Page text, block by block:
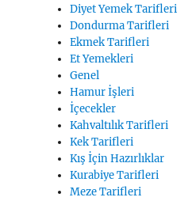
Diyet Yemek Tarifleri
Dondurma Tarifleri
Ekmek Tarifleri
Et Yemekleri
Genel
Hamur İşleri
İçecekler
Kahvaltılık Tarifleri
Kek Tarifleri
Kış İçin Hazırlıklar
Kurabiye Tarifleri
Meze Tarifleri